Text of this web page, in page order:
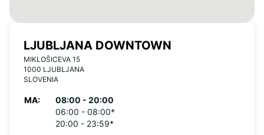
LJUBLJANA DOWNTOWN
MIKLOŠICEVA 15
1000 LJUBLJANA
SLOVENIA
MA:
08:00 - 20:00
06:00 - 08:00*
20:00 - 23:59*